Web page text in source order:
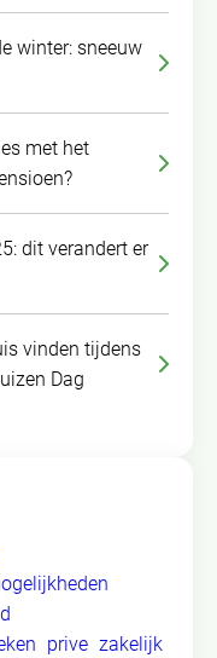
winter: sneeuw
met het
dit verandert er
vinden tijdens
Dag
prive zakelijk